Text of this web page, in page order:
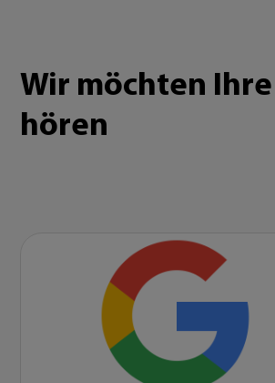
Wir möchten
hören